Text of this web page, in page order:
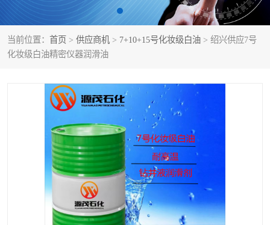
当前位置： 首页 > 供应商机 > 7+10+15号化妆级白油 > 绍兴供应7号
化妆级白油精密仪器润滑油
6号+120号溶剂油 260号溶剂油
异构烷烃 天然乳胶
26+32号化妆级白油 46+68号化妆级白油
2731溶剂油